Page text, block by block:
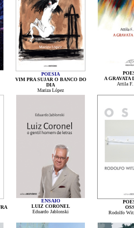
POESIA
VIM PRA SUJAR O BANCO DO
DIA
Mariza López
A
Attila F.
ENSAIO
LUIZ CORONEL
Eduardo Jablonski
Rodolfo